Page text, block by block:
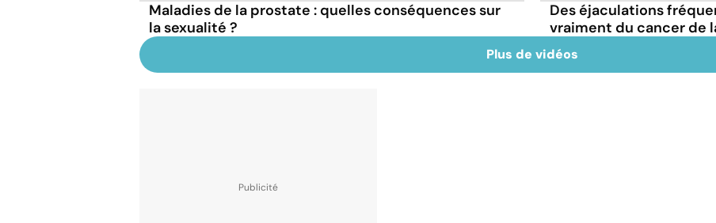
Maladies de la prostate : quelles conséquences sur
la sexualité ?
Des éjaculations
vraiment du cancer de
Plus de vidéos